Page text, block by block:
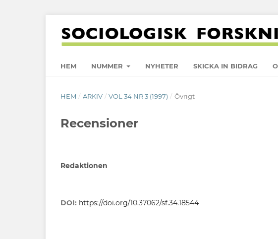
HEM NUMMER NYHETER SKICKA IN BIDRAG
HEM / ARKIV / VOL 34 NR 3 (1997) / Övrigt
Recensioner
Redaktionen
DOI: https://doi.org/10.37062/sf.34.18544